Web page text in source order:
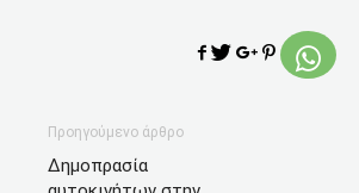
Προηγούμενο άρθρο
Δημοπρασία